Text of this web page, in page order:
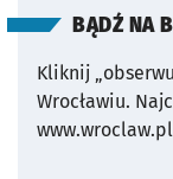
BĄDŹ NA
Kliknij
Wrocławiu.